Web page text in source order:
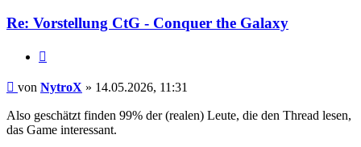
Re: Vorstellung CtG - Conquer the Galaxy
Beitrag
von NytroX » 14.05.2026, 11:31
Also geschätzt finden 99% der (realen) Leute, die den Thread lesen,
das Game interessant.